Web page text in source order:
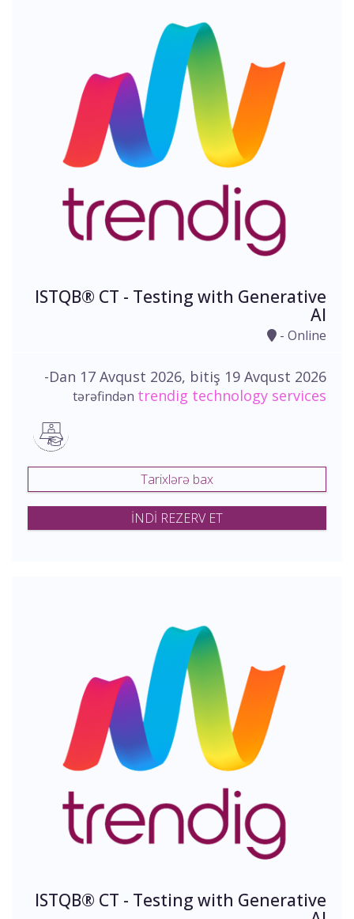
ISTQB® CT - Testing with Generative
AI
- Online
-Dan 17 Avqust 2026, bitiş 19 Avqust 2026
tərəfindən trendig technology services
Tarixlərə bax
İNDİ REZERV ET
ISTQB® CT - Testing with Generative